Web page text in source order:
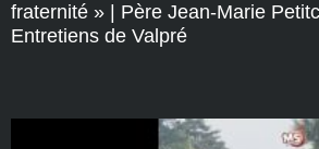
fraternité » | Père Jean-Marie
Entretiens de Valpré